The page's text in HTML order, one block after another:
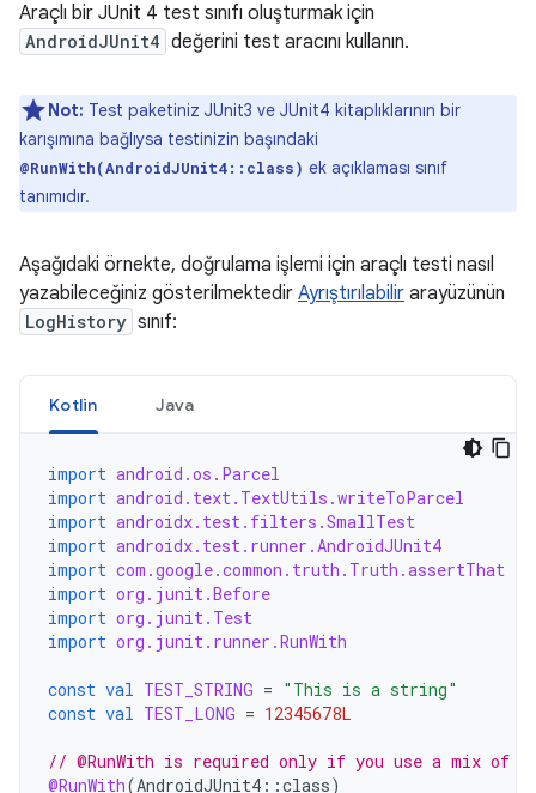
Araçlı bir JUnit 4 test sınıfı oluşturmak için
AndroidJUnit4 değerini test aracını kullanın.
Not: Test paketiniz JUnit3 ve JUnit4 kitaplıklarının bir
karışımına bağlıysa testinizin başındaki
@RunWith(AndroidJUnit4::class) ek açıklaması sınıf
tanımıdır.
Aşağıdaki örnekte, doğrulama işlemi için araçlı testi nasıl
yazabileceğiniz gösterilmektedir Ayrıştırılabilir arayüzünün
LogHistory sınıf:
Kotlin Java
import android.os.Parcel
import android.text.TextUtils.writeToParcel
import androidx.test.filters.SmallTest
import androidx.test.runner.AndroidJUnit4
import com.google.common.truth.Truth.assertThat
import org.junit.Before
import org.junit.Test
import org.junit.runner.RunWith
const val TEST_STRING = "This is a string"
const val TEST_LONG = 12345678L
// @RunWith is required only if you use a mix of
@RunWith(AndroidJUnit4 ::class)